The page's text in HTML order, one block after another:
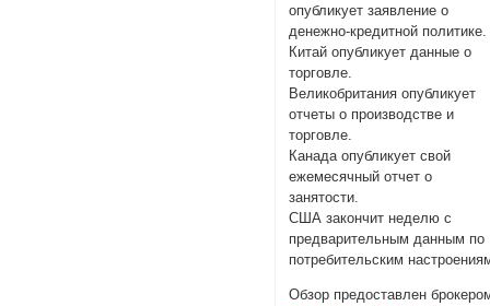
опубликует заявление о
денежно-кредитной политике.
Китай опубликует данные о
торговле.
Великобритания опубликует
отчеты о производстве и
торговле.
Канада опубликует свой
ежемесячный отчет о
занятости.
США закончит неделю с
предварительным данным по
потребительским
Обзор предоставлен